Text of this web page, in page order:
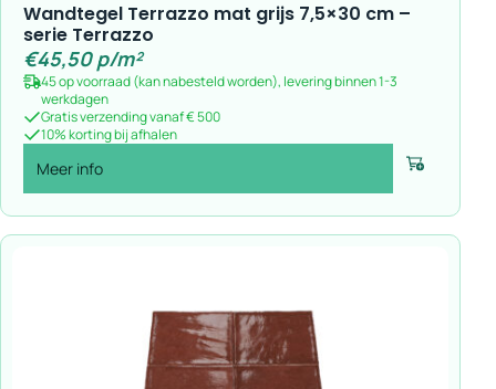
Wandtegel Terrazzo mat grijs 7,5×30 cm –
serie Terrazzo
€45,50p/m²
45 op voorraad (kan nabesteld worden), levering binnen 1-3
werkdagen
Gratis verzending vanaf € 500
10% korting bij afhalen
Meer info Voeg toe